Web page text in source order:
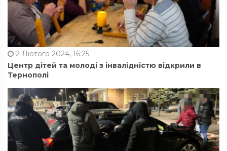
2 Лютого 2024, 16:25
Центр дітей та молоді з інвалідністю відкрили в
Тернополі